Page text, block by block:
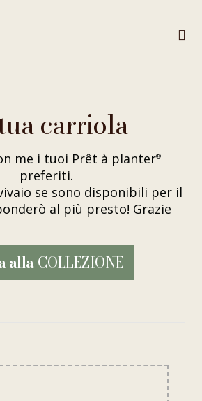
carriola
me i tuoi Prêt à planter®
preferiti.
se sono disponibili per il
al più presto! Grazie
COLLEZIONE